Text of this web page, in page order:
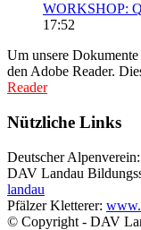
WORKSHOP:
17:52
Um unsere
den Adobe Reader.
Reader
Nützliche Links
Deutscher Alpenverein:
DAV Landau
landau
Pfälzer Kletterer:
© Copyright - DAV